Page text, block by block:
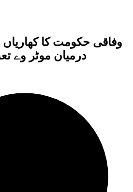
وفاقی حکومت کا کھاریاں
درمیان موٹر وے